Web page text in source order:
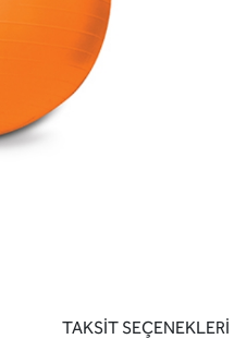
TAKSİT SEÇENEKLERİ